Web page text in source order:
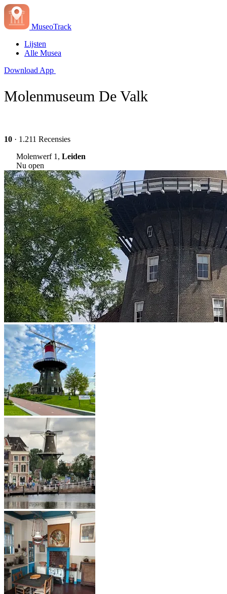
MuseoTrack
Lijsten
Alle Musea
Download App
Molenmuseum De Valk
10 · 1.211 Recensies
Molenwerf 1, Leiden
Nu open